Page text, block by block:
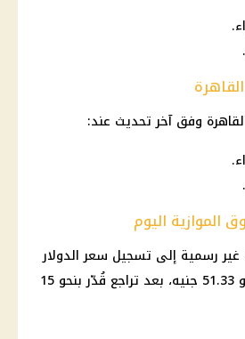
وفق آخر تحديث عند:
الموازية اليوم
غير رسمية إلى تسجيل سعر الدولار
في السوق الموازية نحو 51.33 جنيه، بعد تراجع قُدّر بنحو 15